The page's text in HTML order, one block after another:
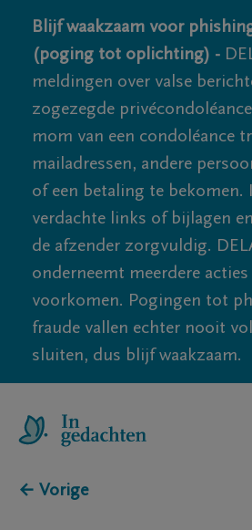
Blijf waakzaam voor
(poging tot oplichting) -
meldingen over valse
zogezegde
mom van een condoléance
mailadressen, andere
of een betaling te bekomen.
verdachte links of bijlagen
de afzender zorgvuldig.
onderneemt meerdere
voorkomen. Pogingen tot
fraude vallen echter nooit
sluiten, dus blijf waakzaam.
← Vorige